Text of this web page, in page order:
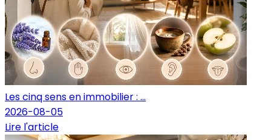
Les cinq sens en immobilier : ...
2026-08-05
Lire l'article